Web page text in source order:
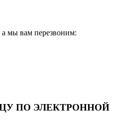
а мы вам перезвоним:
ПО ЭЛЕКТРОННОЙ